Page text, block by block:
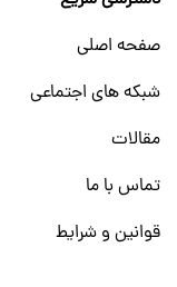
صفحه اصلی
شبکه های اجتماعی
مقالات
تماس با ما
قوانین و شرایط